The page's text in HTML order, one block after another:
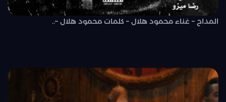
المداح – غناء محمود هلال – كلمات محمود هلال –..